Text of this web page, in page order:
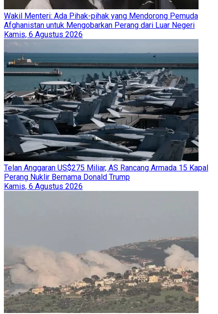
Wakil Menteri: Ada Pihak-pihak yang Mendorong Pemuda
Afghanistan untuk Mengobarkan Perang dari Luar Negeri
Kamis, 6 Agustus 2026
Telan Anggaran US$275 Miliar, AS Rancang Armada 15 Kapal
Perang Nuklir Bernama Donald Trump
Kamis, 6 Agustus 2026